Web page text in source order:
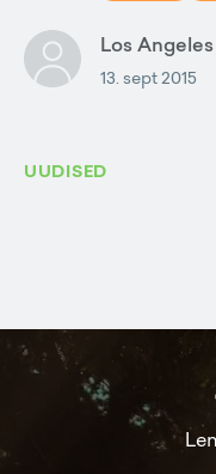
Los Angeles
13. sept 2015
UUDISED